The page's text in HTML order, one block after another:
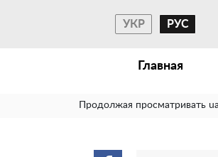
УКР РУС
Главная
Продолжая просматривать